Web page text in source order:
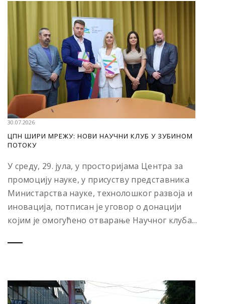
30.07.2026
ЦПН ШИРИ МРЕЖУ: НОВИ НАУЧНИ КЛУБ У ЗУБИНОМ
ПОТОКУ
У среду, 29. јула, у просторијама Центра за
промоцију науке, у присуству представника
Министарства науке, технолошког развоја и
иновација, потписан је уговор о донацији
којим је омогућено отварање Научног клуба...